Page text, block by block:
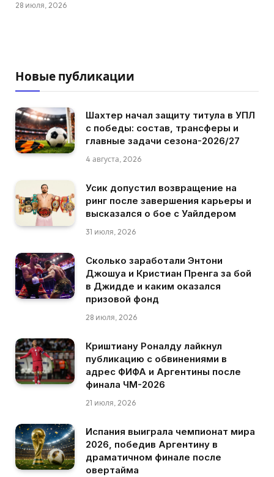
28 июля, 2026
Новые публикации
Шахтер начал защиту титула в УПЛ
с победы: состав, трансферы и
главные задачи сезона-2026/27
4 августа, 2026
Усик допустил возвращение на
ринг после завершения карьеры и
высказался о бое с Уайлдером
31 июля, 2026
Сколько заработали Энтони
Джошуа и Кристиан Пренга за бой
в Джидде и каким оказался
призовой фонд
28 июля, 2026
Криштиану Роналду лайкнул
публикацию с обвинениями в
адрес ФИФА и Аргентины после
финала ЧМ-2026
21 июля, 2026
Испания выиграла чемпионат мира
2026, победив Аргентину в
драматичном финале после
овертайма